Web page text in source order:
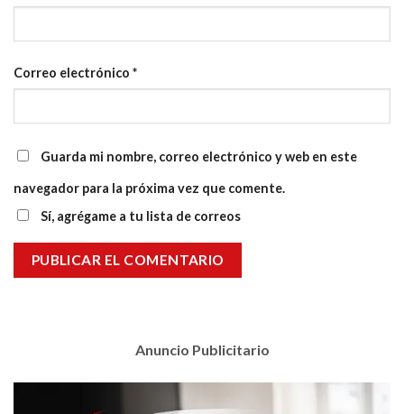
Correo electrónico *
Guarda mi nombre, correo electrónico y web en este
navegador para la próxima vez que comente.
Sí, agrégame a tu lista de correos
Anuncio Publicitario